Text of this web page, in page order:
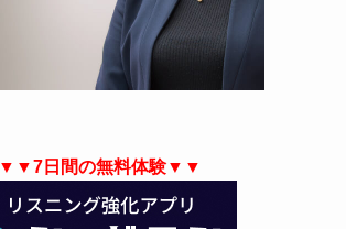
▼▼7日間の無料体験▼▼